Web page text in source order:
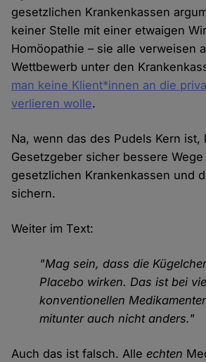
gesetzlichen Krankenkassen
keiner Stelle mit einer etwaigen
Homöopathie – sie alle verweisen
Wettbewerb unter den
man keine Klient*innen an die
verlieren wolle.
Na, wenn das des Pudels Kern ist,
Gesetzgeber sicher bessere
gesetzlichen Krankenkassen und
sichern.
Weiter im Text:
"Mag sein, dass die
Placebo wirken. Das ist bei
konventionellen
mitunter auch nicht anders."
Auch das ist falsch. Alleechten